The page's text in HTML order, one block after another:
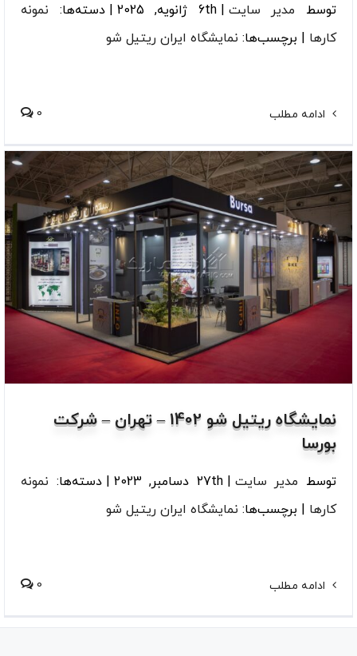
توسط مدیر سایت 6th ژانویه, 2025 دسته‌ها: نمونه
کارها
برچسب‌ها: نمایشگاه ایران ریتیل شو
ادامه مطلب 0
نمایشگاه ریتیل شو 1402 – تهران – شرکت
بورسا
توسط مدیر سایت | 27th دسامبر, 2023 | دسته‌ها: نمونه
کارها | برچسب‌ها: نمایشگاه ایران ریتیل شو
ادامه مطلب 0